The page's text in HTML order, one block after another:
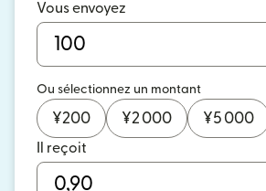
Vous envoyez
Ou sélectionnez un montant
¥200 ¥2 000 ¥5 000
Il reçoit